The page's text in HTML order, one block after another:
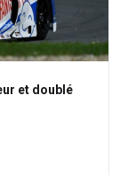
et doublé